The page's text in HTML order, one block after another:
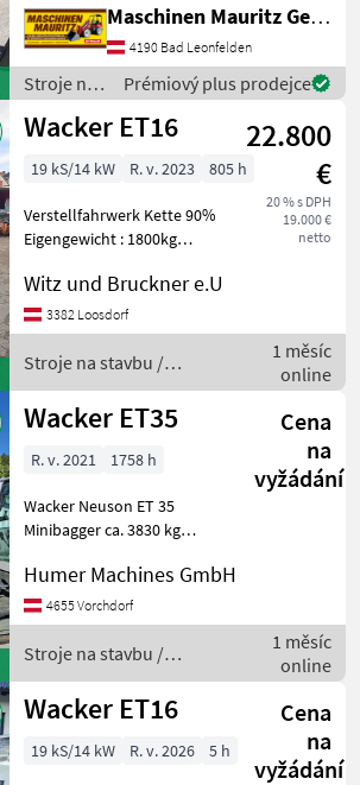
Inzeráty
Schnellwechsler, 1x
Grabenräumlöffel neu, 1x
Tieflöffel , 2x DW
Hydraulikkreis vorne,
Zusatzscheinwerfe
Maschinen Mauritz GesmbH
4190 Bad Leonfelden
Stroje na
stavbu /
Wacker
Prémiový plus prodejce
Wacker ET16
22.800
€
20 % s DPH
19.000 €
netto
19 kS/14 kW R. v. 2023 805 h
Verstellfahrwerk Kette 90%
Eigengewicht : 1800kg
mechanischer
Schnellwechsler MS 01
Mwst. ausweisbar . Stroje na
stavbu mini bager
Witz und Bruckner e.U
3382 Loosdorf
Stroje na stavbu /
Wacker Neuson
1 měsíc
online
Wacker ET35
Cena
na
vyžádání
R. v. 2021 1758 h
Wacker Neuson ET 35
Minibagger ca. 3830 kg
Betriebsstunden 3-
Zylinder-Yanmar-Diesel-
Motor 3TNV88
Geschlossene Kabine
1
Humer Machines GmbH
4655 Vorchdorf
Stroje na stavbu /
Wacker Neuson
1 měsíc
online
Wacker ET16
Cena
na
vyžádání
19 kS/14 kW R. v. 2026 5 h